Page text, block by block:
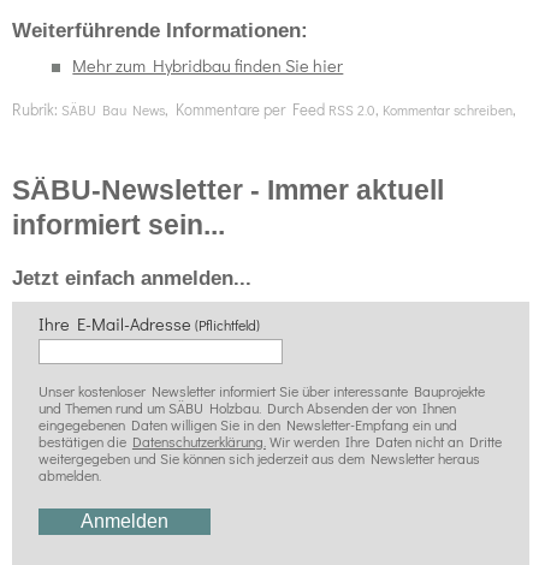
Weiterführende Informationen:
Mehr zum Hybridbau finden Sie hier
Rubrik: SÄBU Bau News, Kommentare per Feed RSS 2.0, Kommentar schreiben,
SÄBU-Newsletter - Immer aktuell
informiert sein...
Jetzt einfach anmelden...
Ihre E-Mail-Adresse (Pflichtfeld)
Unser kostenloser Newsletter informiert Sie über interessante Bauprojekte
und Themen rund um SÄBU Holzbau. Durch Absenden der von Ihnen
eingegebenen Daten willigen Sie in den Newsletter-Empfang ein und
bestätigen die Datenschutzerklärung. Wir werden Ihre Daten nicht an Dritte
weitergegeben und Sie können sich jederzeit aus dem Newsletter heraus
abmelden.